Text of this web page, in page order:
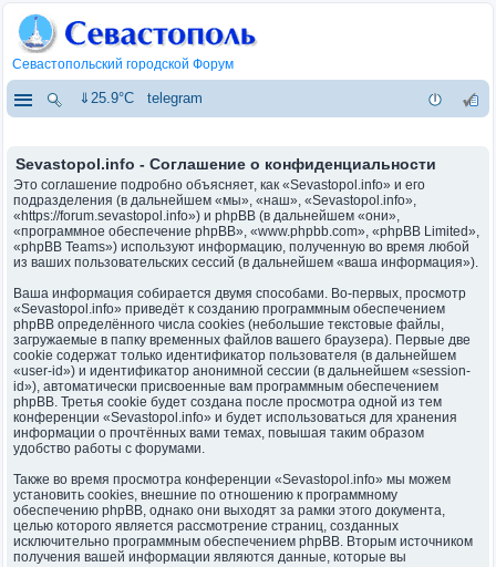
Севастопольский городской Форум
⇓25.9°C telegram
Sevastopol.info - Соглашение о конфиденциальности
Это соглашение подробно объясняет, как «Sevastopol.info» и его
подразделения (в дальнейшем «мы», «наш», «Sevastopol.info»,
«https://forum.sevastopol.info») и phpBB (в дальнейшем «они»,
«программное обеспечение phpBB», «www.phpbb.com», «phpBB Limited»,
«phpBB Teams») используют информацию, полученную во время любой
из ваших пользовательских сессий (в дальнейшем «ваша информация»).
Ваша информация собирается двумя способами. Во-первых, просмотр
«Sevastopol.info» приведёт к созданию программным обеспечением
phpBB определённого числа cookies (небольшие текстовые файлы,
загружаемые в папку временных файлов вашего браузера). Первые две
cookie содержат только идентификатор пользователя (в дальнейшем
«user-id») и идентификатор анонимной сессии (в дальнейшем «session-
id»), автоматически присвоенные вам программным обеспечением
phpBB. Третья cookie будет создана после просмотра одной из тем
конференции «Sevastopol.info» и будет использоваться для хранения
информации о прочтённых вами темах, повышая таким образом
удобство работы с форумами.
Также во время просмотра конференции «Sevastopol.info» мы можем
установить cookies, внешние по отношению к программному
обеспечению phpBB, однако они выходят за рамки этого документа,
целью которого является рассмотрение страниц, созданных
исключительно программным обеспечением phpBB. Вторым источником
получения вашей информации являются данные, которые вы